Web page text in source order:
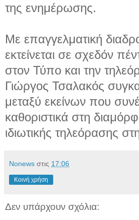
της ενημέρωσης.
Με επαγγελματική
εκτείνεται σε σχεδόν
στον Τύπο και την
Γιώργος Τσαλακός
μεταξύ εκείνων που
καθοριστικά στη
ιδιωτικής τηλεόρασης
Νonews στις 17:06
Κοινή χρήση
Δεν υπάρχουν σχόλια: